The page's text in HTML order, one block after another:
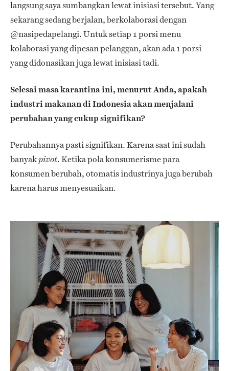
langsung saya sumbangkan lewat inisiasi tersebut. Yang
sekarang sedang berjalan, berkolaborasi dengan
@nasipedapelangi. Untuk setiap 1 porsi menu
kolaborasi yang dipesan pelanggan, akan ada 1 porsi
yang didonasikan juga lewat inisiasi tadi.
Selesai masa karantina ini, menurut Anda, apakah
industri makanan di Indonesia akan menjalani
perubahan yang cukup signifikan?
Perubahannya pasti signifikan. Karena saat ini sudah
banyakpivot. Ketika pola konsumerisme para
konsumen berubah, otomatis industrinya juga berubah
karena harus menyesuaikan.